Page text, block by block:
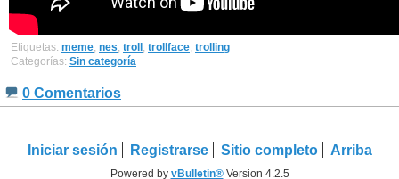
Etiquetas: meme, nes, troll , trollface, trolling
Categorías: Sin categoría
0 Comentarios
Iniciar sesión Registrarse Sitio completo Arriba
Powered by vBulletin®Version 4.2.5